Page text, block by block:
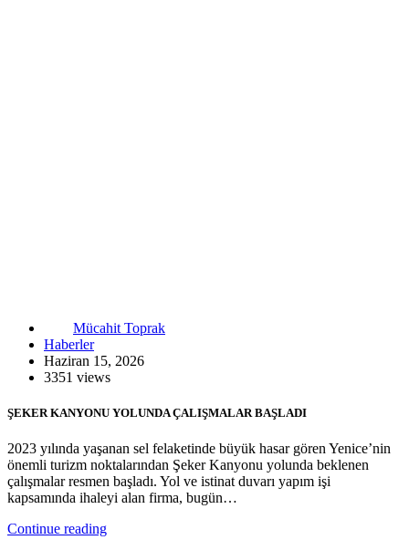
Mücahit Toprak
Haberler
Haziran 15, 2026
3351 views
ŞEKER KANYONU YOLUNDA ÇALIŞMALAR BAŞLADI
2023 yılında yaşanan sel felaketinde büyük hasar gören Yenice’nin
önemli turizm noktalarından Şeker Kanyonu yolunda beklenen
çalışmalar resmen başladı. Yol ve istinat duvarı yapım işi
kapsamında ihaleyi alan firma, bugün…
Continue reading